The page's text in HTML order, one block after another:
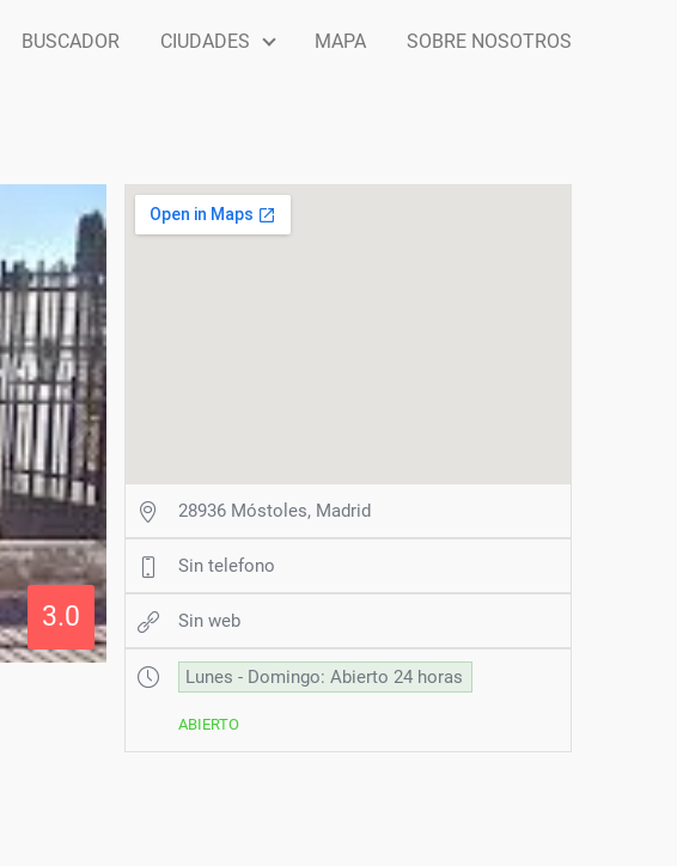
BUSCADOR CIUDADES MAPA SOBRE NOSOTROS
3.0
28936 Móstoles, Madrid
Sin telefono
Sin web
Lunes - Domingo: Abierto 24 horas
ABIERTO